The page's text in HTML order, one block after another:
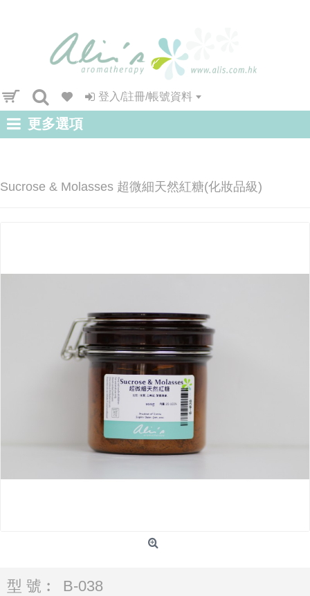
登入/註冊/帳號資料
更多選項
Sucrose & Molasses 超微細天然紅糖(化妝品級)
型 號︰
B-038